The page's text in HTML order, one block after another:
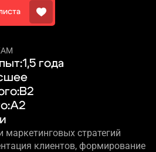
1,5 года
B2
A2
маркетинговых стратегий
клиентов, формирование